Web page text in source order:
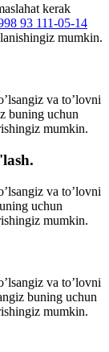
kerak
93 111-05-14
mumkin.
va to’lovni
buning uchun
mumkin.
va to’lovni
uchun
mumkin.
va to’lovni
buning uchun
mumkin.